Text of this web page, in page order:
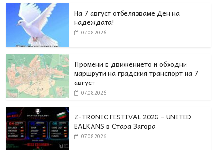
На 7 август отбелязваме Ден на
надеждата!
07.08.2026
Промени в движението и обходни
маршрути на градския транспорт на 7
август
07.08.2026
Z-TRONIC FESTIVAL 2026 – UNITED
BALKANS в Стара Загора
07.08.2026